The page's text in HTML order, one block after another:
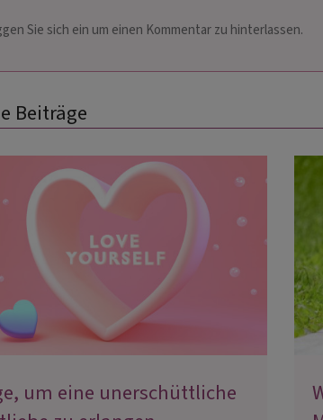
Sie sich ein um einen Kommentar zu hinterlassen.
Beiträge
um eine unerschüttliche